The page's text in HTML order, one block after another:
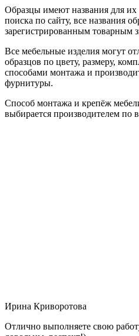
Образцы имеют названия для их
поиска по сайту, все названия
зарегистрированным товарным
Все мебельные изделия могут
образцов по цвету, размеру,
способами монтажа и
фурнитуры.
Способ монтажа и крепёж
выбирается производителем по
Ирина Криворотова
Отлично выполняете свою